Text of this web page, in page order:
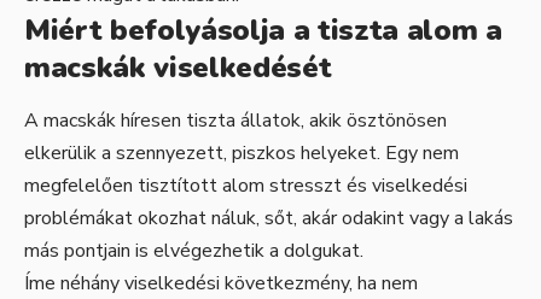
Miért befolyásolja a tiszta alom a
macskák viselkedését
A macskák híresen tiszta állatok, akik ösztönösen
elkerülik a szennyezett, piszkos helyeket. Egy nem
megfelelően tisztított alom stresszt és viselkedési
problémákat okozhat náluk, sőt, akár odakint vagy a lakás
más pontjain is elvégezhetik a dolgukat.
Íme néhány viselkedési következmény, ha nem